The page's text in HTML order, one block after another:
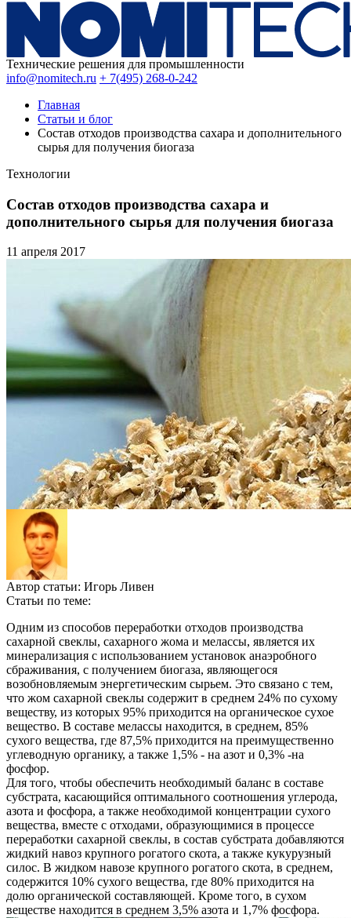
Технические решения для промышленности
info@nomitech.ru + 7(495) 268-0-242
Главная
Статьи и блог
Состав отходов производства сахара и дополнительного
сырья для получения биогаза
Технологии
Состав отходов производства сахара и
дополнительного сырья для получения биогаза
11 апреля 2017
Автор статьи: Игорь Ливен
Статьи по теме:
Одним из способов переработки отходов производства
сахарной свеклы, сахарного жома и мелассы, является их
минерализация с использованием установок анаэробного
сбраживания, с получением биогаза, являющегося
возобновляемым энергетическим сырьем. Это связано с тем,
что жом сахарной свеклы содержит в среднем 24% по сухому
веществу, из которых 95% приходится на органическое сухое
вещество. В составе мелассы находится, в среднем, 85%
сухого вещества, где 87,5% приходится на преимущественно
углеводную органику, а также 1,5% - на азот и 0,3% -на
фосфор.
Для того, чтобы обеспечить необходимый баланс в составе
субстрата, касающийся оптимального соотношения углерода,
азота и фосфора, а также необходимой концентрации сухого
вещества, вместе с отходами, образующимися в процессе
переработки сахарной свеклы, в состав субстрата добавляются
жидкий навоз крупного рогатого скота, а также кукурузный
силос. В жидком навозе крупного рогатого скота, в среднем,
содержится 10% сухого вещества, где 80% приходится на
долю органической составляющей. Кроме того, в сухом
веществе находится в среднем 3,5% азота и 1,7% фосфора.